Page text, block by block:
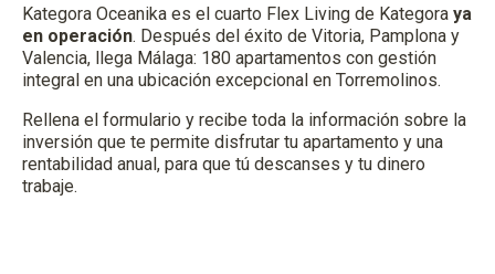
Kategora Oceanika es el cuarto Flex Living de Kategora ya
en operación. Después del éxito de Vitoria, Pamplona y
Valencia, llega Málaga: 180 apartamentos con gestión
integral en una ubicación excepcional en Torremolinos.
Rellena el formulario y recibe toda la información sobre la
inversión que te permite disfrutar tu apartamento y una
rentabilidad anual, para que tú descanses y tu dinero
trabaje.